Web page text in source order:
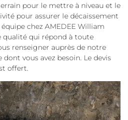
pour le mettre à niveau et le
pour assurer le décaissement
chez AMEDEE William
qualité qui répond à toute
renseigner auprès de notre
vous avez besoin. Le devis
offert.